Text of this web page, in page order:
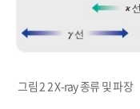
그림 2 2 X-ray 종류 및 파장